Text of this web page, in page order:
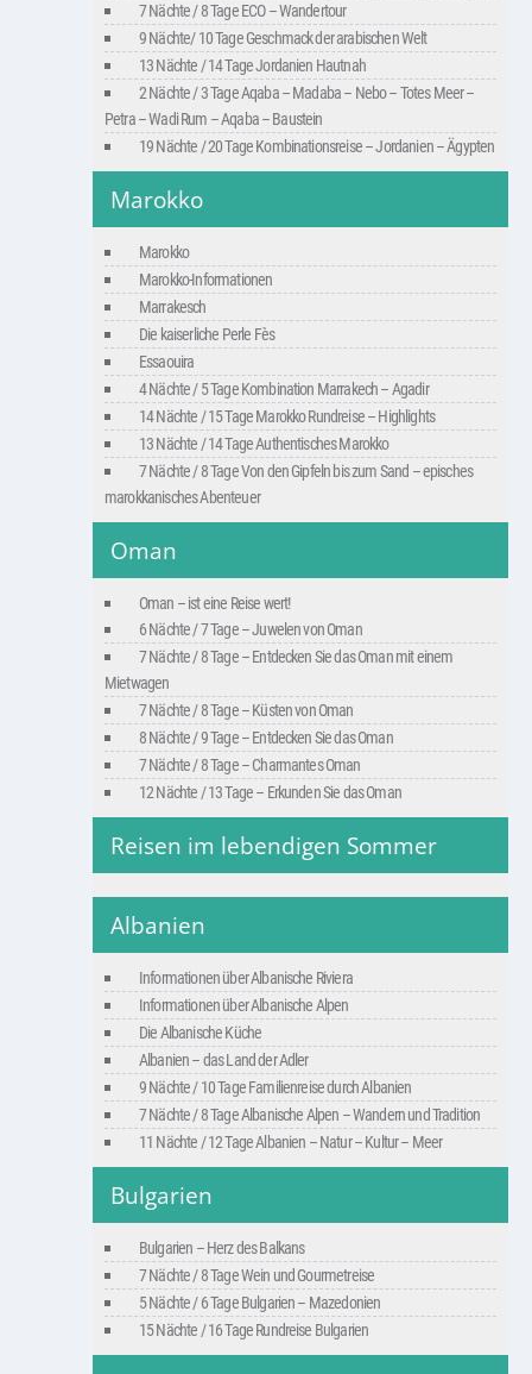
7 Nächte / 8 Tage ECO – Wandertour
9 Nächte/ 10 Tage Geschmack der arabischen Welt
13 Nächte / 14 Tage Jordanien Hautnah
2 Nächte / 3 Tage Aqaba – Madaba – Nebo – Totes Meer –
Petra – Wadi Rum – Aqaba – Baustein
19 Nächte / 20 Tage Kombinationsreise – Jordanien – Ägypten
Marokko
Marokko
Marokko-Informationen
Marrakesch
Die kaiserliche Perle Fès
Essaouira
4 Nächte / 5 Tage Kombination Marrakech – Agadir
14 Nächte / 15 Tage Marokko Rundreise – Highlights
13 Nächte / 14 Tage Authentisches Marokko
7 Nächte / 8 Tage Von den Gipfeln bis zum Sand – episches
marokkanisches Abenteuer
Oman
Oman – ist eine Reise wert!
6 Nächte / 7 Tage – Juwelen von Oman
7 Nächte / 8 Tage – Entdecken Sie das Oman mit einem
Mietwagen
7 Nächte / 8 Tage – Küsten von Oman
8 Nächte / 9 Tage – Entdecken Sie das Oman
7 Nächte / 8 Tage – Charmantes Oman
12 Nächte / 13 Tage – Erkunden Sie das Oman
Reisen im lebendigen Sommer
Albanien
Informationen über Albanische Riviera
Informationen über Albanische Alpen
Die Albanische Küche
Albanien – das Land der Adler
9 Nächte / 10 Tage Familienreise durch Albanien
7 Nächte / 8 Tage Albanische Alpen – Wandern und Tradition
11 Nächte / 12 Tage Albanien – Natur – Kultur – Meer
Bulgarien
Bulgarien – Herz des Balkans
7 Nächte / 8 Tage Wein und Gourmetreise
5 Nächte / 6 Tage Bulgarien – Mazedonien
15 Nächte / 16 Tage Rundreise Bulgarien